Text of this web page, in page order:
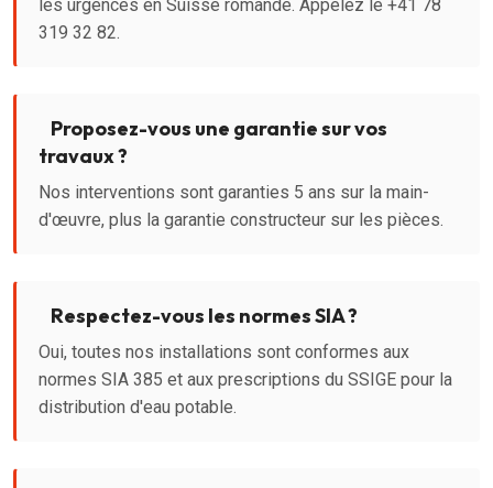
les urgences en Suisse romande. Appelez le +41 78
319 32 82.
Proposez-vous une garantie sur vos
travaux ?
Nos interventions sont garanties 5 ans sur la main-
d'œuvre, plus la garantie constructeur sur les pièces.
Respectez-vous les normes SIA ?
Oui, toutes nos installations sont conformes aux
normes SIA 385 et aux prescriptions du SSIGE pour la
distribution d'eau potable.